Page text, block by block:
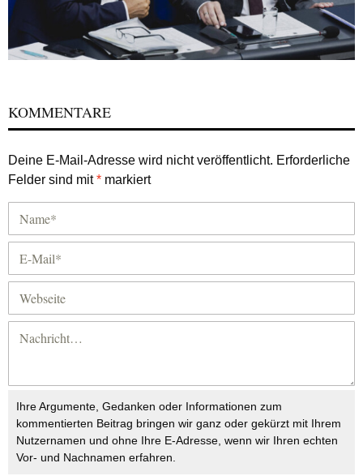
KOMMENTARE
Deine E-Mail-Adresse wird nicht veröffentlicht. Erforderliche
Felder sind mit* markiert
Ihre Argumente, Gedanken oder Informationen zum
kommentierten Beitrag bringen wir ganz oder gekürzt mit Ihrem
Nutzernamen und ohne Ihre E-Adresse, wenn wir Ihren echten
Vor- und Nachnamen erfahren.